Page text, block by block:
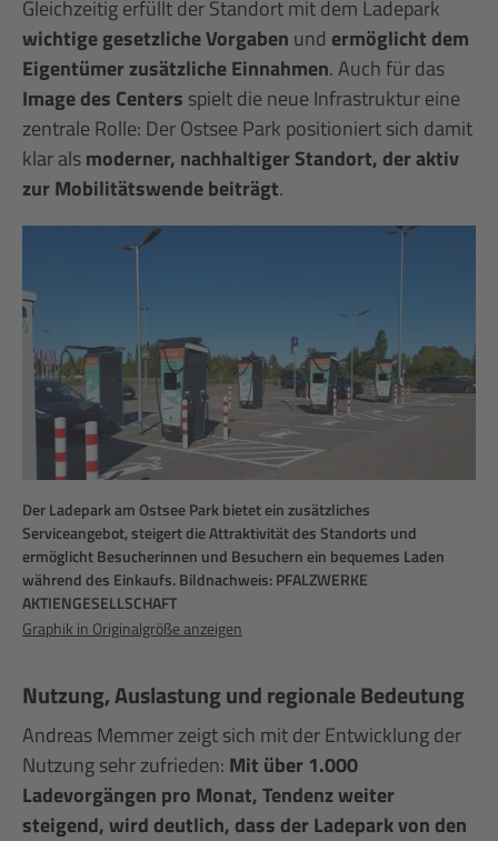
Gleichzeitigerfüllt der Standort mit dem Ladepark
wichtige gesetzliche Vorgaben und ermöglicht dem
Eigentümer zusätzliche Einnahmen. Auch für das
Image des Centers spielt die neue Infrastruktur eine
zentrale Rolle: Der Ostsee Park positioniert sich damit
klar alsmoderner, nachhaltiger Standort, der aktiv
zur Mobilitätswende beiträgt.
Der Ladepark am Ostsee Park bietet ein zusätzliches
Serviceangebot, steigert die Attraktivität des Standorts und
ermöglicht Besucherinnen und Besuchern ein bequemes Laden
während des Einkaufs. Bildnachweis: PFALZWERKE
AKTIENGESELLSCHAFT
Graphik in Originalgröße anzeigen
Nutzung, Auslastung und regionale Bedeutung
Andreas Memmer zeigt sich mit der Entwicklung der
Nutzung sehr zufrieden: Mit über 1.000
Ladevorgängen pro Monat, Tendenz weiter
steigend, wird deutlich, dass der Ladepark von den